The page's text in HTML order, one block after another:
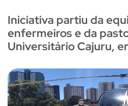
Iniciativa partiu da
enfermeiros e da
Universitário Cajuru,